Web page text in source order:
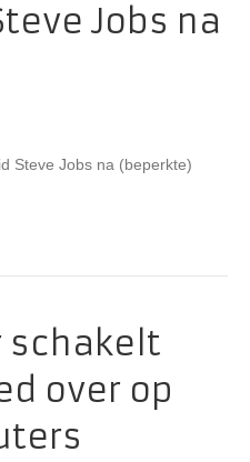
Jobs na
Steve Jobs na (beperkte)
schakelt
over op